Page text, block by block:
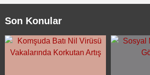
Son Konular